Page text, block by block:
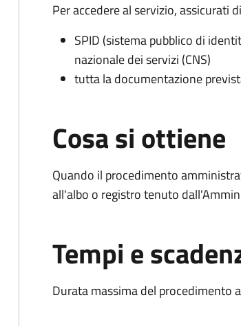
Per accedere al servizio, assicurati
SPID (sistema pubblico di
nazionale dei servizi (CNS)
tutta la documentazione
Cosa si ottiene
Quando il procedimento
all'albo o registro tenuto
Tempi e
Durata massima del procedimento